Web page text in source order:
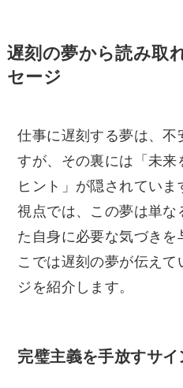
遅刻の夢から読み取
セージ
仕事に遅刻する夢は、不
すが、その裏には「未来
ヒント」が隠されてい
視点では、この夢は単な
た自身に必要な気づきを
こでは遅刻の夢が伝え
ジを紹介します。
完璧主義を手放すサイ